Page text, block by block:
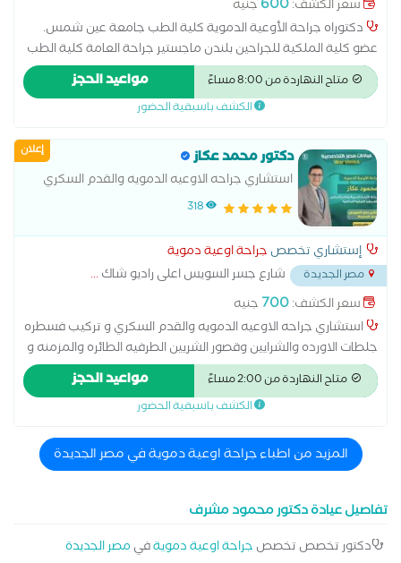
سعر الكشف:600 جنيه
دكتوراه جراحة الأوعية الدموية كلية الطب جامعة عين شمس.
عضو كلية الملكية للجراحين بلندن ماجستير جراحة العامة كلية الطب
جامعة عين شمس مدرس جراحة الأوعية الدموية بكلية الطب
جامعة عين شمس
متاح النهاردة من 8:00 مساءً مواعيد الحجز
الكشف باسبقية الحضور
إعلان دكتور محمد عكاز
استشاري جراحه الاوعيه الدمويه والقدم السكري
318
إستشاري تخصص جراحة اوعية دموية
مصر الجديدة شارع جسر السويس اعلى راديو شاك...
سعر الكشف:700 جنيه
استشاري جراحه الاوعيه الدمويه والقدم السكري و تركيب فسطره
جلطات الاورده والشرايين وقصور الشريين الطرفيه الطائره والمزمنه و
علاج مرض القد السكري و علاج الدوالي الساقيين بدون جراحه
وجلطات الاورده السطحيه والعميقه
متاح النهاردة من 2:00 مساءً مواعيد الحجز
الكشف باسبقية الحضور
المزيد من اطباء جراحة اوعية دموية في مصر الجديدة
تفاصيل عيادة دكتور محمود مشرف
دكتور تخصص تخصص جراحة اوعية دمويةفي مصر الجديدة